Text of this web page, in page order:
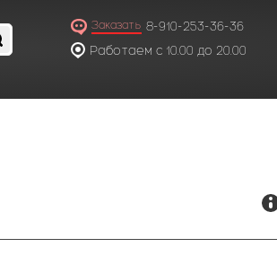
Заказать 8-910-253-36-36
Работаем с 10.00 до 20.00